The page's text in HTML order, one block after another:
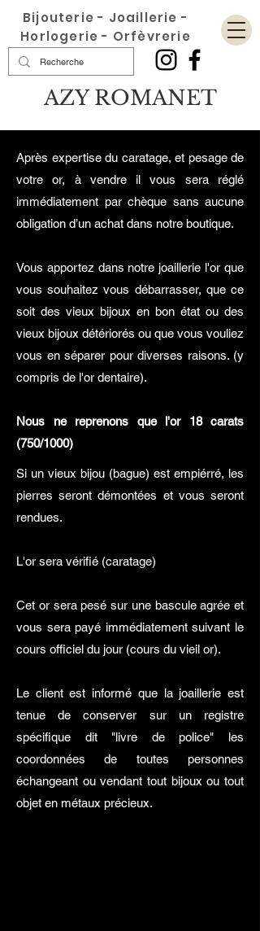
Bijouterie - Joaillerie -
Horlogerie - Orfèvrerie
AZY ROMANET
Après expertise du caratage, et pesage de
votre or, à vendre il vous sera réglé
immédiatement par chèque sans aucune
obligation d’un achat dans notre boutique.
Vous apportez dans notre joaillerie l'or que
vous souhaitez vous débarrasser, que ce
soit des vieux bijoux en bon état ou des
vieux bijoux détériorés ou que vous vouliez
vous en séparer pour diverses raisons. (y
compris de l'or dentaire).
Nous ne reprenons que l'or 18 carats
(750/1000)
Si un vieux bijou (bague) est empiérré, les
pierres seront démontées et vous seront
rendues.
L'or sera vérifié (caratage)
Cet or sera pesé sur une bascule agrée et
vous sera payé immédiatement suivant le
cours officiel du jour (cours du vieil or).
Le client est informé que la joaillerie est
tenue de conserver sur un registre
spécifique dit "livre de police" les
coordonnées de toutes personnes
échangeant ou vendant tout bijoux ou tout
objet en métaux précieux.